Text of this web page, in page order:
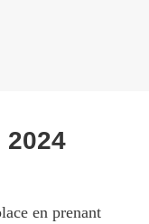
2024
en prenant